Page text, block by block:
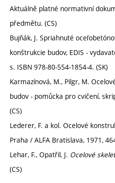
Aktuálně platné normativní
předmětu. (CS)
Bujňák, J. Spriahnuté
konštrukcie budov, EDIS -
s. ISBN 978-80-554-1854-4. (SK)
Karmazínová, M., Pilgr, M.
budov - pomůcka pro cvičení,
(CS)
Lederer, F. a kol. Ocelové
Praha / ALFA Bratislava, 1971,
Lehar, F., Opatřil, J. Ocelové
(CS)